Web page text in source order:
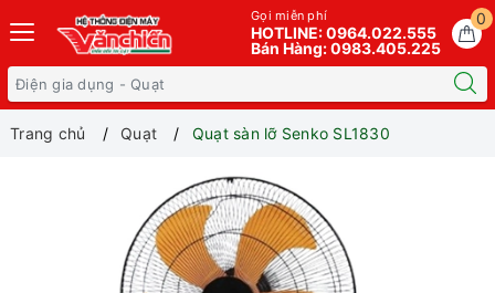
0
Gọi miễn phí
HOTLINE: 0964.022.555
Bán Hàng: 0983.405.225
Trang chủ Quạt Quạt sàn lỡ Senko SL1830